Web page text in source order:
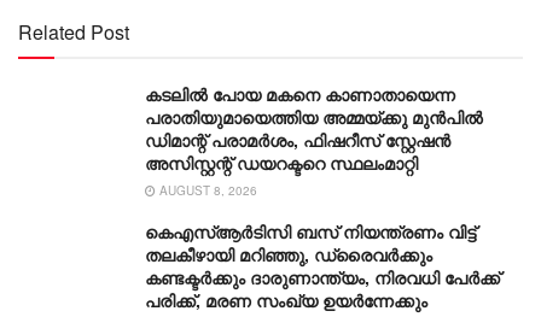
Related Post
കടലിൽ പോയ മകനെ കാണാതായെന്ന
പരാതിയുമായെത്തിയ അമ്മയ്ക്കു മുൻപിൽ
ഡിമാന്റ് പരാമർശം, ഫിഷറീസ് സ്റ്റേഷൻ
അസിസ്റ്റന്റ് ഡയറക്ടറെ സ്ഥലംമാറ്റി
AUGUST 8, 2026
കെഎസ്ആര്‍ടിസി ബസ് നിയന്ത്രണം വിട്ട്
തലകീഴായി മറിഞ്ഞു, ഡ്രൈവര്‍ക്കും
കണ്ടക്ടര്‍ക്കും ദാരുണാന്ത്യം, നിരവധി പേര്‍ക്ക്
പരിക്ക്, മരണ സംഖ്യ ഉയര്‍ന്നേക്കും